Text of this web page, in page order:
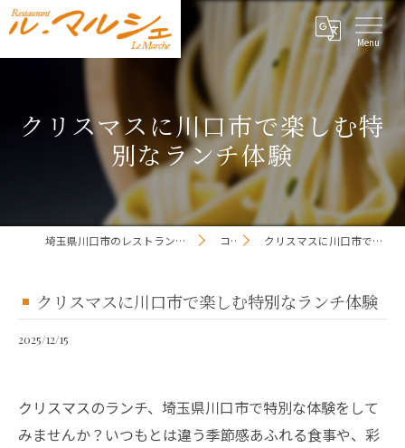
クリスマスに川口市で楽しむ特
別なランチ体験
埼玉県川口市のレストランならレストラン ル・マルシェ コラム クリスマスに川口市で楽しむ特別なランチ体験
クリスマスに川口市で楽しむ特別なランチ体験
2025/12/15
クリスマスのランチ、埼玉県川口市で特別な体験をして
みませんか？いつもとは違う季節感あふれる食事や、彩